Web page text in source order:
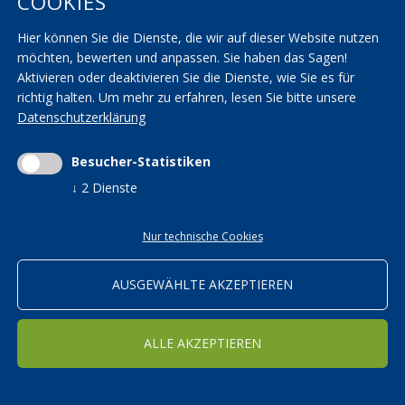
AGBs
Seminarräume
Transparenzbestimmungen
KVW Reisen
KVW Patronat
Impressum|Privacy|
kvwbildung@pec.rolmail.net
ORTSGRUPPEN
Bildung in den KVW Ortsgruppen
Hier können Sie die Dienste, die wir auf dieser Website nutzen
möchten, bewerten und anpassen. Sie haben das Sagen!
Aktivieren oder deaktivieren Sie die Dienste, wie Sie es für
richtig halten. Um mehr zu erfahren, lesen Sie bitte unsere
Datenschutzerklärung
Besucher-Statistiken
↓ 2 Dienste
Nur technische Cookies
AUSGEWÄHLTE AKZEPTIEREN
ALLE AKZEPTIEREN